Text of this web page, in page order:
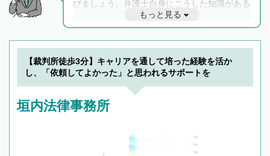
びましょう。弁護士自身にこうした知識がある
と他士業との連携もスムーズに進み、トラブル
解決のみならず相続をトータルで任せることが
できます。また、相続は感情がからむ分野なの
でフィーリングも重要です。実際に電話や面談
で複数の弁護士と会話をしてウマが合う方に依
もっと見る
【裁判所徒歩3分】キャリアを通して培った経験を活か
し、「依頼してよかった」と思われるサポートを
垣内法律事務所